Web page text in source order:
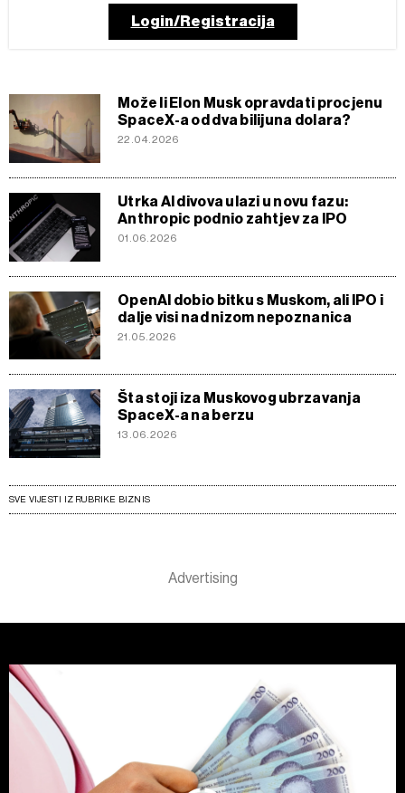
Login/Registracija
Može li Elon Musk opravdati procjenu
SpaceX-a od dva bilijuna dolara?
22.04.2026
Utrka AI divova ulazi u novu fazu:
Anthropic podnio zahtjev za IPO
01.06.2026
OpenAI dobio bitku s Muskom, ali IPO i
dalje visi nad nizom nepoznanica
21.05.2026
Šta stoji iza Muskovog ubrzavanja
SpaceX-a na berzu
13.06.2026
SVE VIJESTI IZ RUBRIKE BIZNIS